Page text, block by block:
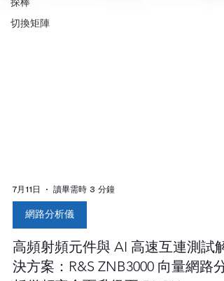
探棒
切換矩陣
7月11日 讀畢需時 3 分鐘
網路分析儀
高頻射頻元件與 AI 高速互連測試解